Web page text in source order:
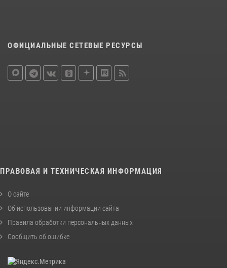
ОФИЦИАЛЬНЫЕ СЕТЕВЫЕ РЕСУРСЫ
ПРАВОВАЯ И ТЕХНИЧЕСКАЯ ИНФОРМАЦИЯ
О сайте
Об использовании информации сайта
Правила обработки персональных данных
Сообщить об ошибке